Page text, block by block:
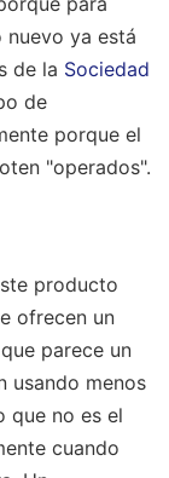
ya está
de la Sociedad
de
porque el
"operados".
producto
ofrecen un
parece un
usando menos
que no es el
cuando